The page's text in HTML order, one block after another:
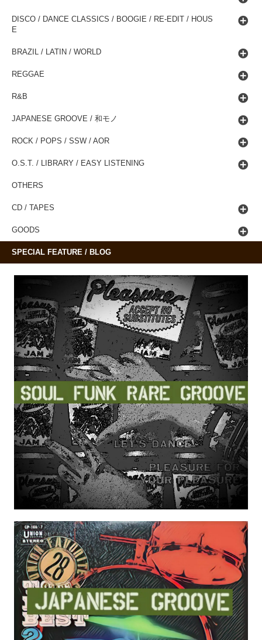
DISCO / DANCE CLASSICS / BOOGIE / RE-EDIT / HOUS
E
BRAZIL / LATIN / WORLD
REGGAE
R&B
JAPANESE GROOVE / 和モノ
ROCK / POPS / SSW / AOR
O.S.T. / LIBRARY / EASY LISTENING
OTHERS
CD / TAPES
GOODS
SPECIAL FEATURE / BLOG